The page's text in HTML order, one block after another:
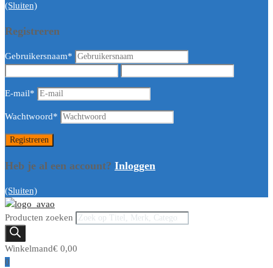
(Sluiten)
Registreren
Gebruikersnaam*
E-mail*
Wachtwoord*
Heb je al een account? Inloggen
(Sluiten)
Producten zoeken
Winkelmand€ 0,00
0